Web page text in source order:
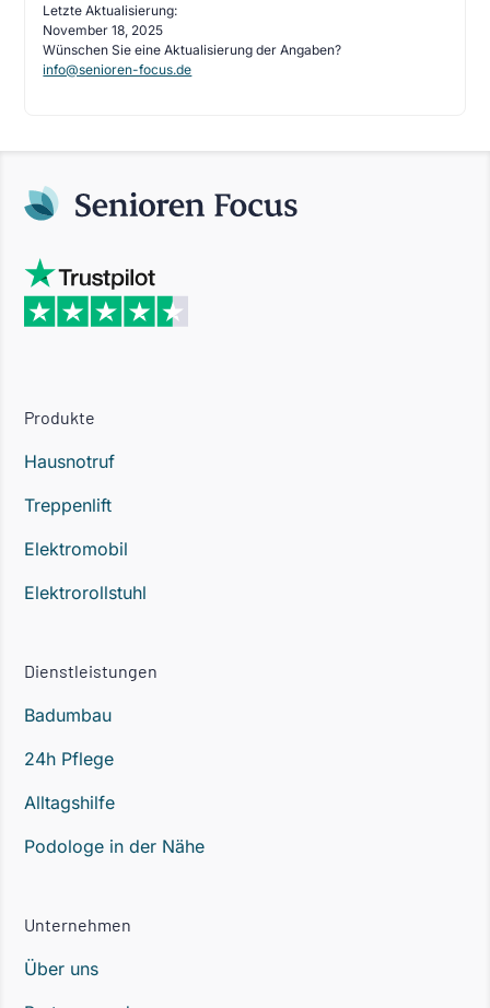
Letzte Aktualisierung:
November 18, 2025
Wünschen Sie eine Aktualisierung der Angaben?
info@senioren-focus.de
Produkte
Hausnotruf
Treppenlift
Elektromobil
Elektrorollstuhl
Dienstleistungen
Badumbau
24h Pflege
Alltagshilfe
Podologe in der Nähe
Unternehmen
Über uns